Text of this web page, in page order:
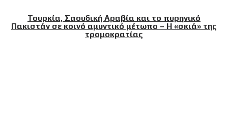
Τουρκία, Σαουδική Αραβία και το πυρηνικό
Πακιστάν σε κοινό αμυντικό μέτωπο – Η «σκιά» της
τρομοκρατίας